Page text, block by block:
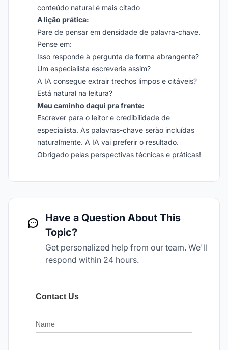
conteúdo natural é mais citado
A lição prática:
Pare de pensar em densidade de palavra-chave.
Pense em:
Isso responde à pergunta de forma abrangente?
Um especialista escreveria assim?
A IA consegue extrair trechos limpos e citáveis?
Está natural na leitura?
Meu caminho daqui pra frente:
Escrever para o leitor e credibilidade de
especialista. As palavras-chave serão incluídas
naturalmente. A IA vai preferir o resultado.
Obrigado pelas perspectivas técnicas e práticas!
Have a Question About This
Topic?
Get personalized help from our team. We'll
respond within 24 hours.